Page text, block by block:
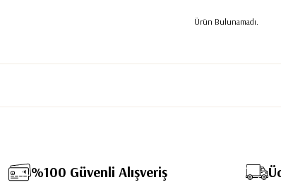
Ürün Bulunamadı.
%100 Güvenli Alışveriş